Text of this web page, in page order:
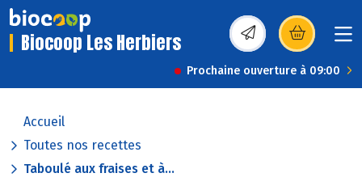
Biocoop Les Herbiers (s’ouvre dans une
Prochaine ouverture à 09:00
Accueil
Toutes nos recettes
Taboulé aux fraises et à...